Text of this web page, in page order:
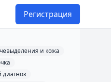
Регистрация
и кожа